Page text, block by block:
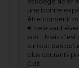
une bonne
être convenir
€ cela vaut
voir... Mais
surtout pas
plus courants
Cdlt